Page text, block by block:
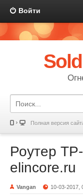
Войти
Полная версия
Роутер
elincore.ru
Vangan 10-03-2017,